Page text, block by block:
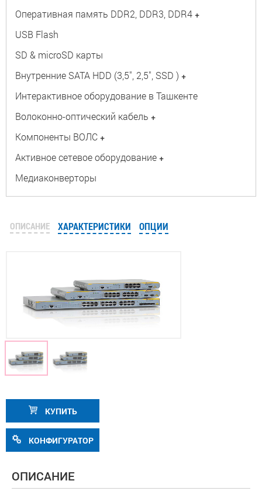
Оперативная память DDR2, DDR3, DDR4 +
USB Flash
SD & microSD карты
Внутренние SATA HDD (3,5", 2,5", SSD ) +
Интерактивное оборудование в Ташкенте
Волоконно-оптический кабель +
Компоненты ВОЛС +
Активное сетевое оборудование +
Медиаконверторы
ОПИСАНИЕ ХАРАКТЕРИСТИКИ ОПЦИИ
КУПИТЬ
КОНФИГУРАТОР
ОПИСАНИЕ